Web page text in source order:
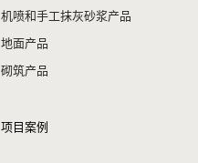
机喷和手工抹灰砂浆产品
地面产品
砌筑产品
项目案例